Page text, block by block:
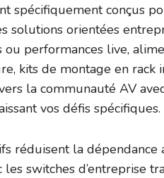
spécifiquement conçus
solutions orientées
performances live,
kits de montage en rack
la communauté AV
vos défis spécifiques.
réduisent la
les switches d’entreprise